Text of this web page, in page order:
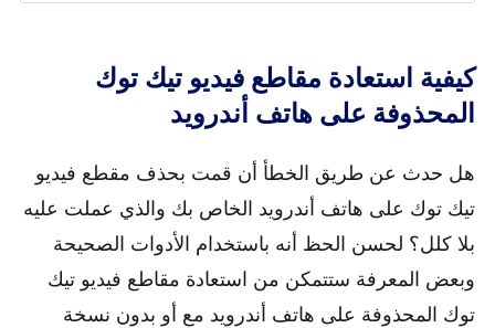
كيفية استعادة مقاطع فيديو تيك توك
المحذوفة على هاتف أندرويد
هل حدث عن طريق الخطأ أن قمت بحذف مقطع فيديو
تيك توك على هاتف أندرويد الخاص بك والذي عملت عليه
بلا كلل؟ لحسن الحظ أنه باستخدام الأدوات الصحيحة
وبعض المعرفة ستتمكن من استعادة مقاطع فيديو تيك
توك المحذوفة على هاتف أندرويد مع أو بدون نسخة